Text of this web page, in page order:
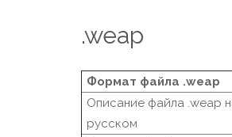
.weap
Формат файла .weap
Описание файла .weap
русском